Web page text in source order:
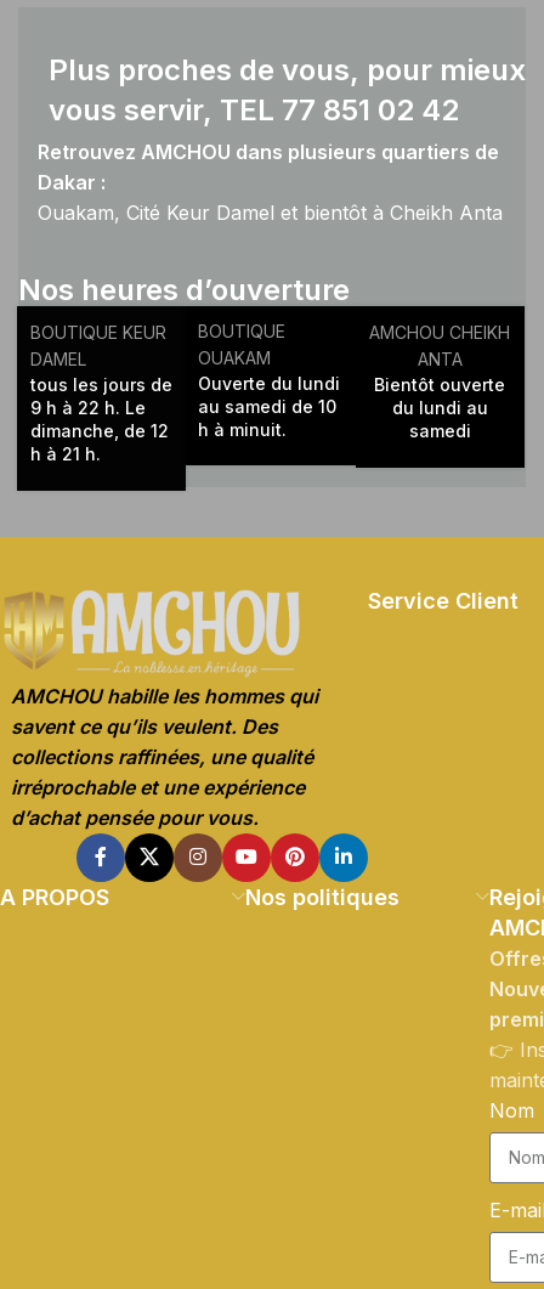
Plus proches de vous, pour mieux
vous servir, TEL 77 851 02 42
Retrouvez AMCHOU dans plusieurs quartiers de
Dakar :
Ouakam, Cité Keur Damel et bientôt à Cheikh Anta
Nos heures d’ouverture
BOUTIQUE KEUR
DAMEL
tous les jours de
9 h à 22 h. Le
dimanche, de 12
h à 21 h.
BOUTIQUE
OUAKAM
Ouverte du lundi
au samedi de 10
h à minuit.
AMCHOU CHEIKH
ANTA
Bientôt ouverte
du lundi au
samedi
AMCHOU habille les hommes qui
savent ce qu’ils veulent. Des
collections raffinées, une qualité
irréprochable et une expérience
d’achat pensée pour vous.
Service Client
A PROPOS Nos politiques
👉
Nom
E-